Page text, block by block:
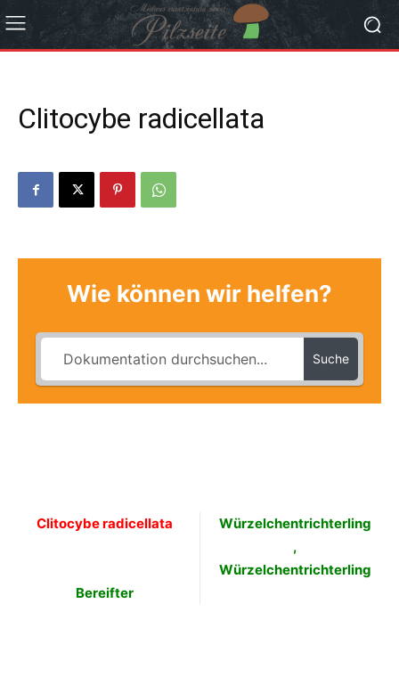
Clitocybe radicellata
Wie können wir helfen?
Suche
Clitocybe radicellata
Bereifter
Würzelchentrichterling
,
Würzelchentrichterling